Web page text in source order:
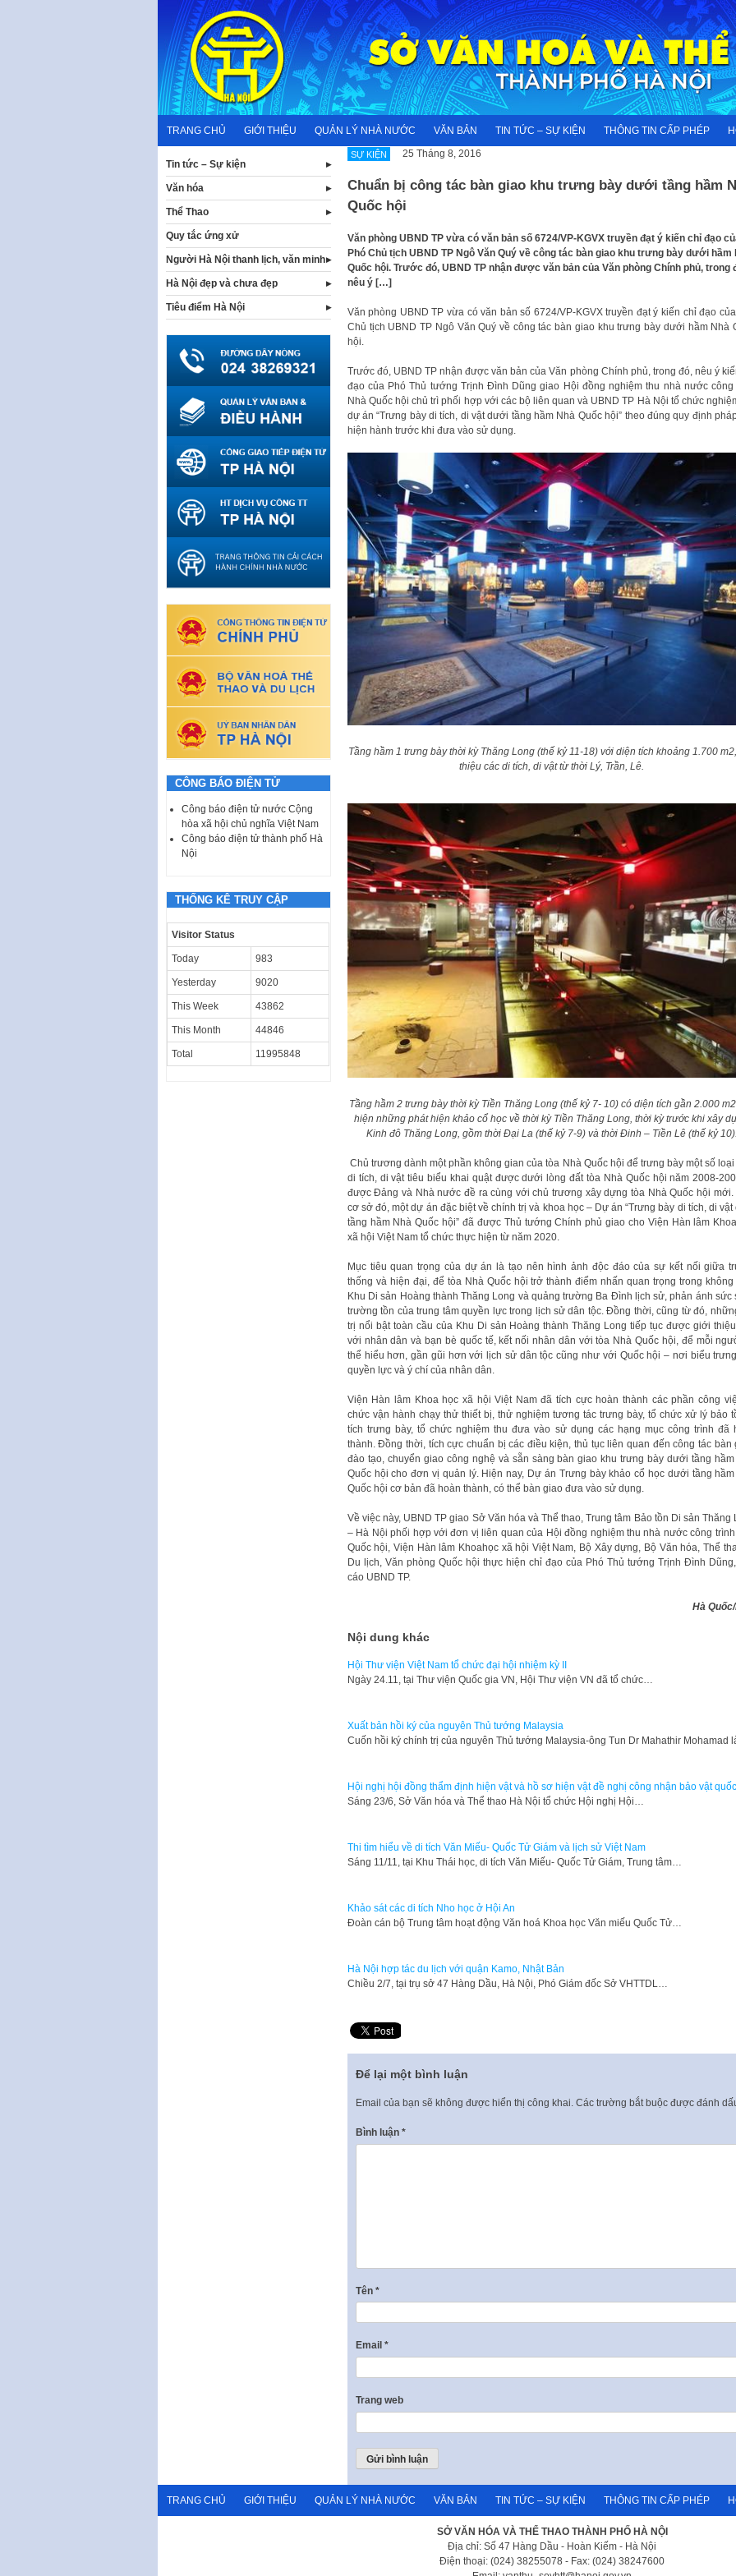
content
TRANG CHỦ GIỚI THIỆU QUẢN LÝ NHÀ NƯỚC VĂN BẢN TIN TỨC – SỰ KIỆN THÔNG TIN CẤP PHÉP
SỰ KIỆN 25 Tháng 8, 2016
Chuẩn bị công tác bàn giao khu trưng bày dưới tầng hầm
Quốc hội
Văn phòng UBND TP vừa có văn bản số 6724/VP-KGVX truyền đạt ý kiến chỉ đạo
Phó Chủ tịch UBND TP Ngô Văn Quý về công tác bàn giao khu trưng bày dưới hầm
Quốc hội. Trước đó, UBND TP nhận được văn bản của Văn phòng Chính phủ, trong
nêu ý […]
Văn phòng UBND TP vừa có văn bản số 6724/VP-KGVX truyền đạt ý kiến chỉ đạo
Chủ tịch UBND TP Ngô Văn Quý về công tác bàn giao khu trưng bày dưới hầm Nhà
hội.
Trước đó, UBND TP nhận được văn bản của Văn phòng Chính phủ, trong đó, nêu ý
đạo của Phó Thủ tướng Trịnh Đình Dũng giao Hội đồng nghiệm thu nhà nước công
Nhà Quốc hội chủ trì phối hợp với các bộ liên quan và UBND TP Hà Nội tổ chức
dự án “Trưng bày di tích, di vật dưới tầng hầm Nhà Quốc hội” theo đúng quy định
hiện hành trước khi đưa vào sử dụng.
Tầng hầm 1 trưng bày thời kỳ Thăng Long (thế kỷ 11-18) với diện tích khoảng 1.700
thiệu các di tích, di vật từ thời Lý, Trần, Lê.
Tầng hầm 2 trưng bày thời kỳ Tiền Thăng Long (thế kỷ 7- 10) có diện tích gần 2.000
hiện những phát hiện khảo cổ học về thời kỳ Tiền Thăng Long, thời kỳ trước khi xây
Kinh đô Thăng Long, gồm thời Đại La (thế kỷ 7-9) và thời Đinh – Tiền Lê (thế kỷ 10).
Chủ trương dành một phần không gian của tòa Nhà Quốc hội để trưng bày một số loại
di tích, di vật tiêu biểu khai quật được dưới lòng đất tòa Nhà Quốc hội năm 2008-
được Đảng và Nhà nước đề ra cùng với chủ trương xây dựng tòa Nhà Quốc hội mới.
cơ sở đó, một dự án đặc biệt về chính trị và khoa học – Dự án “Trưng bày di tích, di vật
tầng hầm Nhà Quốc hội” đã được Thủ tướng Chính phủ giao cho Viện Hàn lâm
xã hội Việt Nam tổ chức thực hiện từ năm 2020.
Mục tiêu quan trọng của dự án là tạo nên hình ảnh độc đáo của sự kết nối giữa
thống và hiện đại, để tòa Nhà Quốc hội trở thành điểm nhấn quan trọng trong không
Khu Di sản Hoàng thành Thăng Long và quảng trường Ba Đình lịch sử, phản ánh sức
trường tồn của trung tâm quyền lực trong lịch sử dân tộc. Đồng thời, cũng từ đó,
trị nổi bật toàn cầu của Khu Di sản Hoàng thành Thăng Long tiếp tục được giới
với nhân dân và bạn bè quốc tế, kết nối nhân dân với tòa Nhà Quốc hội, để mỗi
thể hiểu hơn, gần gũi hơn với lịch sử dân tộc cũng như với Quốc hội – nơi biểu
quyền lực và ý chí của nhân dân.
Viện Hàn lâm Khoa học xã hội Việt Nam đã tích cực hoàn thành các phần công
chức vận hành chạy thử thiết bị, thử nghiệm tương tác trưng bày, tổ chức xử lý bảo
tích trưng bày, tổ chức nghiệm thu đưa vào sử dụng các hạng mục công trình đã
thành. Đồng thời, tích cực chuẩn bị các điều kiện, thủ tục liên quan đến công tác bàn
đào tạo, chuyển giao công nghệ và sẵn sàng bàn giao khu trưng bày dưới tầng hầm
Quốc hội cho đơn vị quản lý. Hiện nay, Dự án Trưng bày khảo cổ học dưới tầng hầm
Quốc hội cơ bản đã hoàn thành, có thể bàn giao đưa vào sử dụng.
Về việc này, UBND TP giao Sở Văn hóa và Thể thao, Trung tâm Bảo tồn Di sản Thăng
– Hà Nội phối hợp với đơn vị liên quan của Hội đồng nghiệm thu nhà nước công trình
Quốc hội, Viện Hàn lâm Khoahọc xã hội Việt Nam, Bộ Xây dựng, Bộ Văn hóa, Thể
Du lịch, Văn phòng Quốc hội thực hiện chỉ đạo của Phó Thủ tướng Trịnh Đình
cáo UBND TP.
Hà
Nội dung khác
Hội Thư viện Việt Nam tổ chức đại hội nhiệm kỳ II
​Ngày 24.11, tại Thư viện Quốc gia VN, Hội Thư viện VN đã tổ chức…
Xuất bản hồi ký của nguyên Thủ tướng Malaysia
​Cuốn hồi ký chính trị của nguyên Thủ tướng Malaysia-ông Tun Dr Mahathir Mohamad
Hội nghị hội đồng thẩm định hiện vật và hồ sơ hiện vật đề nghị công nhận bảo vật
Sáng 23/6, Sở Văn hóa và Thể thao Hà Nội tổ chức Hội nghị Hội…
Thi tìm hiểu về di tích Văn Miếu- Quốc Tử Giám và lịch sử Việt Nam
​Sáng 11/11, tại Khu Thái học, di tích Văn Miếu- Quốc Tử Giám, Trung tâm…
Khảo sát các di tích Nho học ở Hội An
​​Đoàn cán bộ Trung tâm hoạt động Văn hoá Khoa học Văn miếu Quốc Tử…
Hà Nội hợp tác du lịch với quận Kamo, Nhật Bản
​Chiều 2/7, tại trụ sở 47 Hàng Dầu, Hà Nội, Phó Giám đốc Sở VHTTDL…
Để lại một bình luận
Email của bạn sẽ không được hiển thị công khai. Các trường bắt buộc được đánh
Bình luận *
Tên *
Email *
Trang web
Tin tức – Sự kiện
Văn hóa
Thể Thao
Quy tắc ứng xử
Người Hà Nội thanh lịch, văn minh
Hà Nội đẹp và chưa đẹp
Tiêu điểm Hà Nội
CÔNG BÁO ĐIỆN TỬ
Công báo điện tử nước Cộng
hòa xã hội chủ nghĩa Việt Nam
Công báo điện tử thành phố Hà
Nội
THỐNG KÊ TRUY CẬP
Visitor Status
Today 983
Yesterday 9020
This Week 43862
This Month 44846
Total 11995848
TRANG CHỦ GIỚI THIỆU QUẢN LÝ NHÀ NƯỚC VĂN BẢN TIN TỨC – SỰ KIỆN THÔNG TIN CẤP PHÉP
SỞ VĂN HÓA VÀ THỂ THAO THÀNH PHỐ HÀ NỘI
Địa chỉ: Số 47 Hàng Dầu - Hoàn Kiếm - Hà Nội
Điện thoại: (024) 38255078 - Fax: (024) 38247600